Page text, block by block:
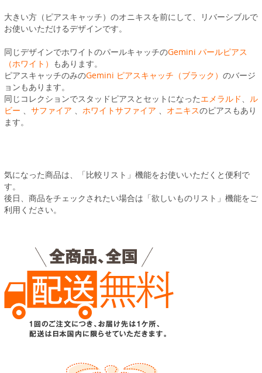
大きい方（ピアスキャッチ）のオニキスを前にして、リバーシブルで
お使いいただけるデザインです。
同じデザインでホワイトのパールキャッチのGemini パールピアス
（ホワイト） もあります。
ピアスキャッチのみのGemini ピアスキャッチ（ブラック） のバージ
ョンもあります。
同じコレクションでスタッドピアスとセットになったエメラルド、 ル
ビー 、 サファイア 、 ホワイトサファイア 、 オニキスのピアスもあり
ます。
気になった商品は、「比較リスト」機能をお使いいただくと便利で
す。
後日、商品をチェックされたい場合は「欲しいものリスト」機能をご
利用ください。